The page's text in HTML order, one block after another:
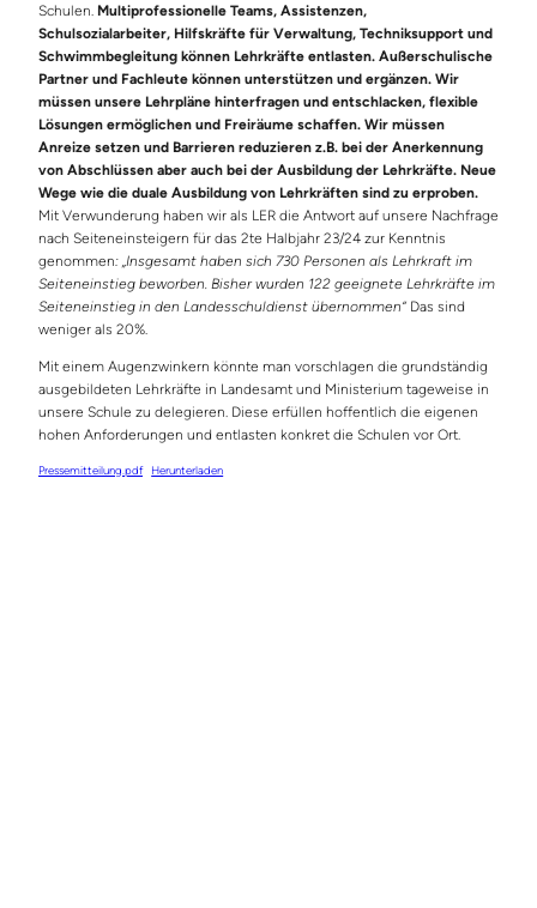
Schulen. Multiprofessionelle Teams, Assistenzen,
Schulsozialarbeiter, Hilfskräfte für Verwaltung, Techniksupport und
Schwimmbegleitung können Lehrkräfte entlasten. Außerschulische
Partner und Fachleute können unterstützen und ergänzen. Wir
müssen unsere Lehrpläne hinterfragen und entschlacken, flexible
Lösungen ermöglichen und Freiräume schaffen. Wir müssen
Anreize setzen und Barrieren reduzieren z.B. bei der Anerkennung
von Abschlüssen aber auch bei der Ausbildung der Lehrkräfte. Neue
Wege wie die duale Ausbildung von Lehrkräften sind zu erproben.
Mit Verwunderung haben wir als LER die Antwort auf unsere Nachfrage
nach Seiteneinsteigern für das 2te Halbjahr 23/24 zur Kenntnis
genommen: „Insgesamt haben sich 730 Personen als Lehrkraft im
Seiteneinstieg beworben. Bisher wurden 122 geeignete Lehrkräfte im
Seiteneinstieg in den Landesschuldienst übernommen“ Das sind
weniger als 20%.
Mit einem Augenzwinkern könnte man vorschlagen die grundständig
ausgebildeten Lehrkräfte in Landesamt und Ministerium tageweise in
unsere Schule zu delegieren. Diese erfüllen hoffentlich die eigenen
hohen Anforderungen und entlasten konkret die Schulen vor Ort.
Pressemitteilung.pdf Herunterladen